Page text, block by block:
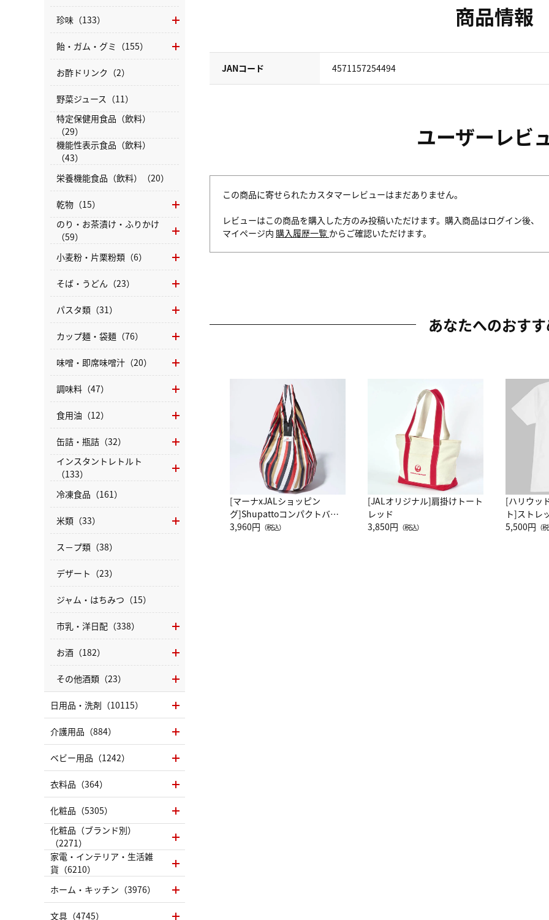
商品情報
JANコード 4571157254494
ユーザーレビ
この商品に寄せられたカスタマーレビューはまだありません。
レビューはこの商品を購入した方のみ投稿いただけます。購入商品はログイン後、
マイページ内 購入履歴一覧 からご確認いただけます。
あなたへのおす
[マーナxJALショッピン
グ]Shupattoコンパクトバッ
グ Drop JAL客室乗務員
3,960円 （税込）
[JALオリジナル]肩掛けトート
レッド
3,850円 （税込）
[ハリウッ
ト]ストレ
ーネック
5,500円 （
珍味（133）
飴・ガム・グミ（155）
お酢ドリンク（2）
野菜ジュース（11）
特定保健用食品（飲料）
（29）
機能性表示食品（飲料）
（43）
栄養機能食品（飲料）（20）
乾物（15）
のり・お茶漬け・ふりかけ
（59）
小麦粉・片栗粉類（6）
そば・うどん（23）
パスタ類（31）
カップ麺・袋麺（76）
味噌・即席味噌汁（20）
調味料（47）
食用油（12）
缶詰・瓶詰（32）
インスタントレトルト
（133）
冷凍食品（161）
米類（33）
ス－プ類（38）
デザート（23）
ジャム・はちみつ（15）
市乳・洋日配（338）
お酒（182）
その他酒類（23）
日用品・洗剤（10115）
介護用品（884）
ベビー用品（1242）
衣料品（364）
化粧品（5305）
化粧品（ブランド別）
（2271）
家電・インテリア・生活雑
貨（6210）
ホーム・キッチン（3976）
文具（4745）